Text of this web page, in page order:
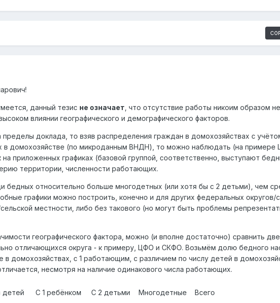
данный тезис не означает , что отсутствие работы никоим образом
влиянии географического и демографического факторов.
пределы доклада, то взяв распределения граждан в домохозяйствах с
в домохозяйстве (по микроданным ВНДН), то можно наблюдать (на
на приложенных графиках (базовой группой, соответственно, выступают
территории, численности работающих.
бедных относительно больше многодетных (или хотя бы с 2 детьми), чем
графики можно построить, конечно и для других федеральных
местности, либо без такового (но могут быть проблемы
географического фактора, можно (и вполне достаточно) сравнить
отличающихся округа - к примеру, ЦФО и СКФО. Возьмём долю бедного
домохозяйствах, с 1 работающим, с различием по числу детей в
несмотря на наличие одинакового числа работающих.
детей С 1 ребёнком С 2 детьми Многодетные
Всего